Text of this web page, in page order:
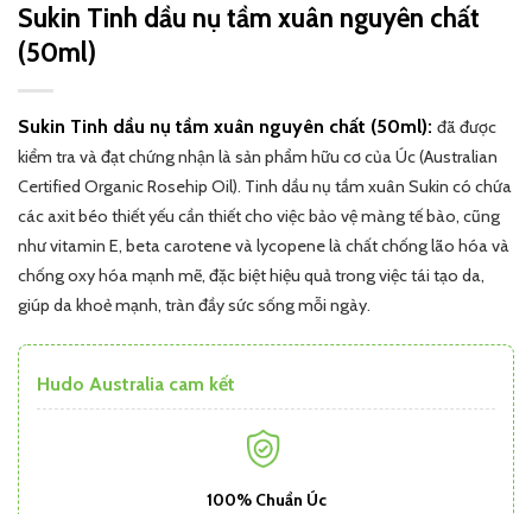
Sukin Tinh dầu nụ tầm xuân nguyên chất
(50ml)
Sukin Tinh dầu nụ tầm xuân nguyên chất (50ml): đã được
kiểm tra và đạt chứng nhận là sản phẩm hữu cơ của Úc (Australian
Certified Organic Rosehip Oil). Tinh dầu nụ tầm xuân Sukin có chứa
các axit béo thiết yếu cần thiết cho việc bảo vệ màng tế bào, cũng
như vitamin E, beta carotene và lycopene là chất chống lão hóa và
chống oxy hóa mạnh mẽ, đặc biệt hiệu quả trong việc tái tạo da,
giúp da khoẻ mạnh, tràn đầy sức sống mỗi ngày.
Hudo Australia cam kết
100% Chuẩn Úc